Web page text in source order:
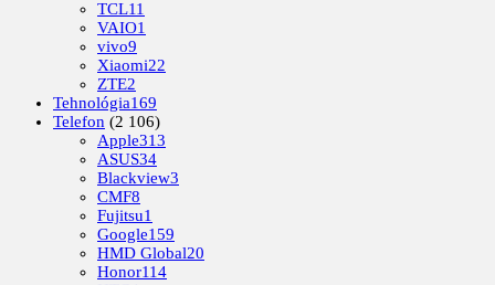
TCL11
VAIO1
vivo9
Xiaomi22
ZTE2
Tehnológia169
Telefon (2 106)
Apple313
ASUS34
Blackview3
CMF8
Fujitsu1
Google159
HMD Global20
Honor114